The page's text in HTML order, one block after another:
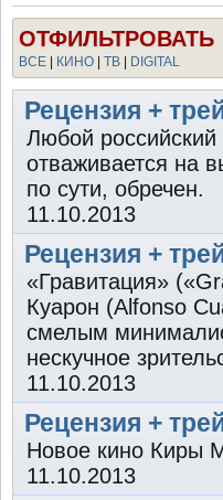
ОТФИЛЬТРОВАТЬ
ВСЕ КИНО ТВ DIGITAL
Рецензия +
Любой
отваживается на
по сути, обречен.
11.10.2013
Рецензия +
«Гравитация»
Куарон (Alfonso
смелым
нескучное
11.10.2013
Рецензия +
Новое кино Киры
11.10.2013